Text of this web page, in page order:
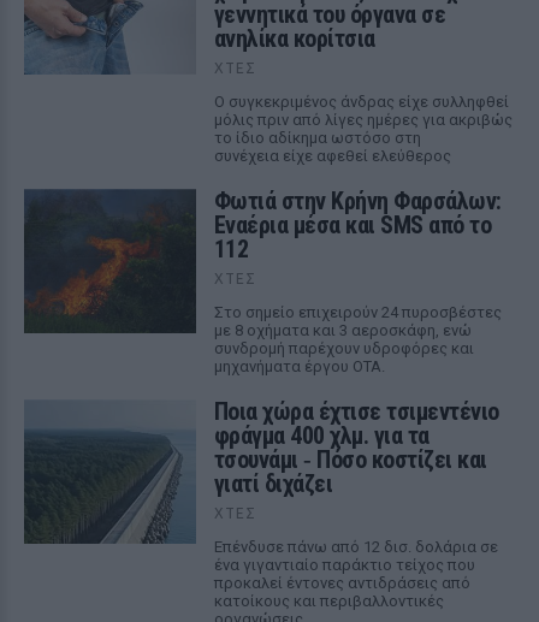
γεννητικά του όργανα σε
ανηλίκα κορίτσια
ΧΤΕΣ
Ο συγκεκριμένος άνδρας είχε συλληφθεί
μόλις πριν από λίγες ημέρες για ακριβώς
το ίδιο αδίκημα ωστόσο στη
συνέχεια είχε αφεθεί ελεύθερος
Φωτιά στην Κρήνη Φαρσάλων:
Εναέρια μέσα και SMS από το
112
ΧΤΕΣ
Στο σημείο επιχειρούν 24 πυροσβέστες
με 8 οχήματα και 3 αεροσκάφη, ενώ
συνδρομή παρέχουν υδροφόρες και
μηχανήματα έργου ΟΤΑ.
Ποια χώρα έχτισε τσιμεντένιο
φράγμα 400 χλμ. για τα
τσουνάμι ‑ Πόσο κοστίζει και
γιατί διχάζει
ΧΤΕΣ
Επένδυσε πάνω από 12 δισ. δολάρια σε
ένα γιγαντιαίο παράκτιο τείχος που
προκαλεί έντονες αντιδράσεις από
κατοίκους και περιβαλλοντικές